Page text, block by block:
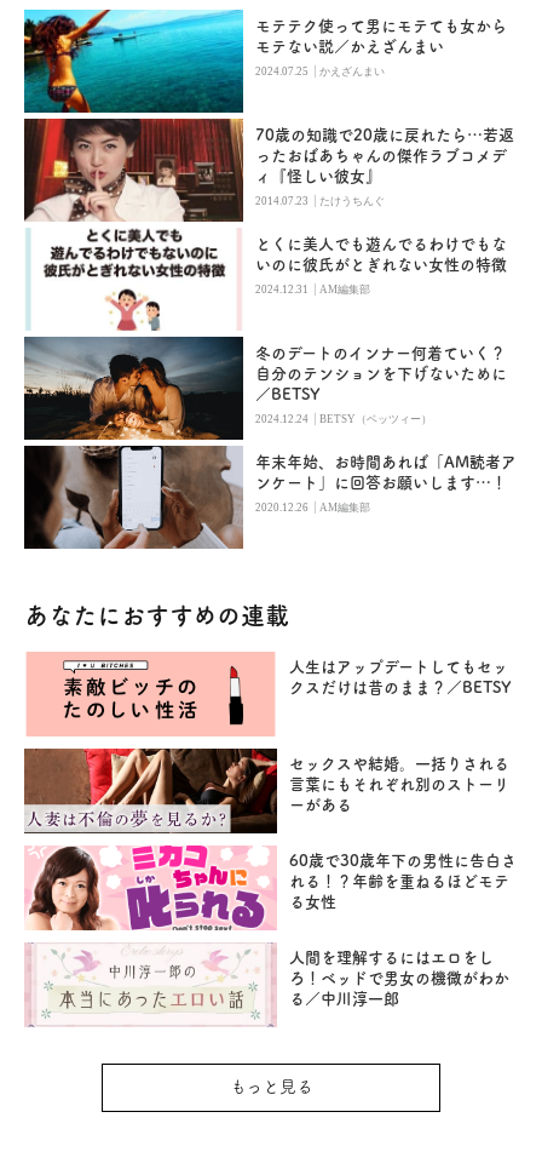
モテテク使って男にモテても女から
モテない説／かえざんまい
2024.07.25 |かえざんまい
70歳の知識で20歳に戻れたら…若返
ったおばあちゃんの傑作ラブコメデ
ィ『怪しい彼女』
2014.07.23 | たけうちんぐ
とくに美人でも遊んでるわけでもな
いのに彼氏がとぎれない女性の特徴
2024.12.31 | AM編集部
冬のデートのインナー何着ていく？
自分のテンションを下げないために
／BETSY
2024.12.24 |BETSY（ベッツィー）
年末年始、お時間あれば「AM読者ア
ンケート」に回答お願いします…！
2020.12.26 | AM編集部
あなたにおすすめの連載
人生はアップデートしてもセッ
クスだけは昔のまま？／BETSY
セックスや結婚。一括りされる
言葉にもそれぞれ別のストーリ
ーがある
60歳で30歳年下の男性に告白さ
れる！？年齢を重ねるほどモテ
る女性
人間を理解するにはエロをし
ろ！ベッドで男女の機微がわか
る／中川淳一郎
もっと見る